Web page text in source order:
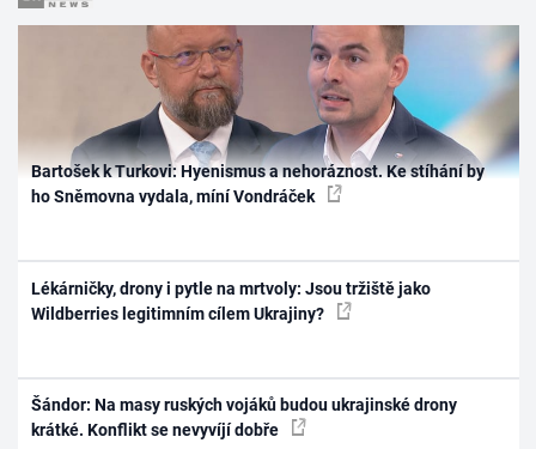
Bartošek k Turkovi: Hyenismus a nehoráznost. Ke stíhání by
ho Sněmovna vydala, míní Vondráček
Lékárničky, drony i pytle na mrtvoly: Jsou tržiště jako
Wildberries legitimním cílem Ukrajiny?
Šándor: Na masy ruských vojáků budou ukrajinské drony
krátké. Konflikt se nevyvíjí dobře